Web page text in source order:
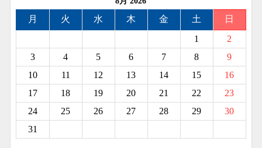
月 火 水 木 金 土
日
1
2
3
4 5 6 7 8
9
10
11 12 13 14 15
16
17
18 19 20 21 22
23
24
25 26 27 28 29
30
31